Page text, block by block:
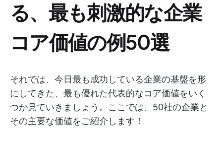
る、最も刺激的な企業
コア価値の例50選
それでは、今日最も成功している企業の基盤を形
にしてきた、最も優れた代表的なコア価値をいく
つか見ていきましょう。ここでは、50社の企業と
その主要な価値をご紹介します！